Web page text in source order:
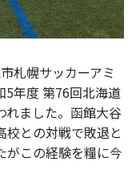
札幌サッカーアミ
5年度 第76回北海道
れました。函館大谷
との対戦で敗退と
がこの経験を糧に今